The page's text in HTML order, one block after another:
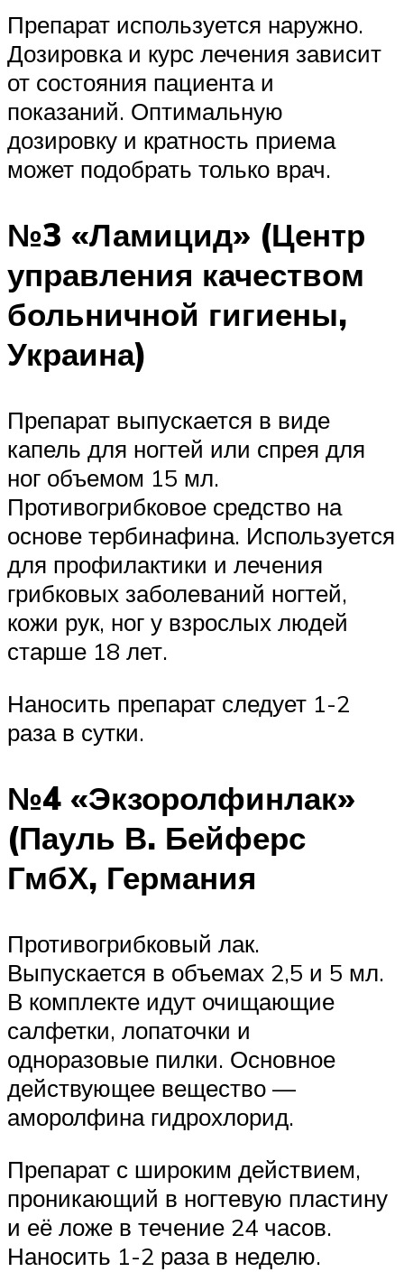
Препарат используется наружно.
Дозировка и курс лечения зависит
от состояния пациента и
показаний. Оптимальную
дозировку и кратность приема
может подобрать только врач.
№3 «Ламицид» (Центр
управления качеством
больничной гигиены,
Украина)
Препарат выпускается в виде
капель для ногтей или спрея для
ног объемом 15 мл.
Противогрибковое средство на
основе тербинафина. Используется
для профилактики и лечения
грибковых заболеваний ногтей,
кожи рук, ног у взрослых людей
старше 18 лет.
Наносить препарат следует 1-2
раза в сутки.
№4 «Экзоролфинлак»
(Пауль В. Бейферс
ГмбХ, Германия
Противогрибковый лак.
Выпускается в объемах 2,5 и 5 мл.
В комплекте идут очищающие
салфетки, лопаточки и
одноразовые пилки. Основное
действующее вещество —
аморолфина гидрохлорид.
Препарат с широким действием,
проникающий в ногтевую пластину
и её ложе в течение 24 часов.
Наносить 1-2 раза в неделю.